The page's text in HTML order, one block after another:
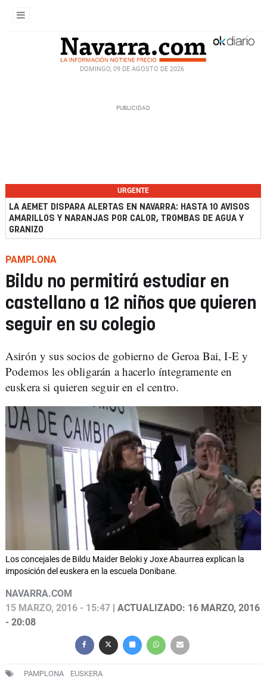
DOMINGO, 09 DE AGOSTO DE 2026
URGENTE
LA AEMET DISPARA ALERTAS EN NAVARRA: HASTA 10 AVISOS
AMARILLOS Y NARANJAS POR CALOR, TROMBAS DE AGUA Y
GRANIZO
PAMPLONA
Bildu no permitirá estudiar en
castellano a 12 niños que quieren
seguir en su colegio
Asirón y sus socios de gobierno de Geroa Bai, I-E y
Podemos les obligarán a hacerlo íntegramente en
euskera si quieren seguir en el centro.
Los concejales de Bildu Maider Beloki y Joxe Abaurrea explican la
imposición del euskera en la escuela Donibane.
NAVARRA.COM
15 MARZO, 2016 - 15:47 | ACTUALIZADO: 16 MARZO, 2016
- 20:08
PAMPLONA EUSKERA